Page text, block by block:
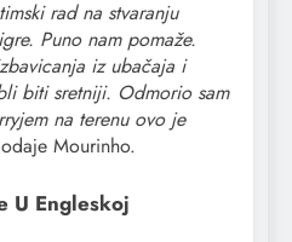
rad na stvaranju
Puno nam pomaže.
iz ubačaja i
biti sretniji. Odmorio sam
na terenu ovo je
Mourinho.
U Engleskoj